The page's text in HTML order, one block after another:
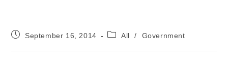
PostSeptember 16, 2014
PostAll / Government